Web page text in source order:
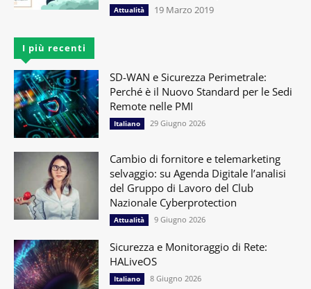
Attualità 19 Marzo 2019
I più recenti
SD-WAN e Sicurezza Perimetrale:
Perché è il Nuovo Standard per le Sedi
Remote nelle PMI
Italiano 29 Giugno 2026
Cambio di fornitore e telemarketing
selvaggio: su Agenda Digitale l’analisi
del Gruppo di Lavoro del Club
Nazionale Cyberprotection
Attualità 9 Giugno 2026
Sicurezza e Monitoraggio di Rete:
HALiveOS
Italiano 8 Giugno 2026